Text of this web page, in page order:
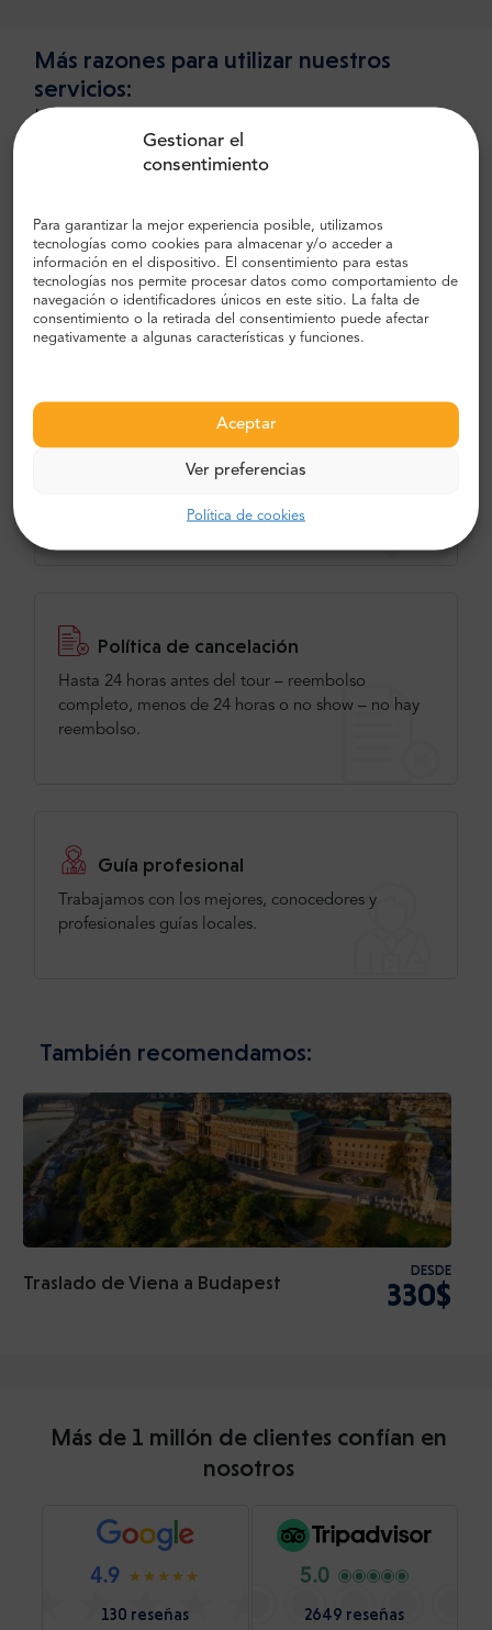
Gestionar el
consentimiento
Para garantizar la mejor experiencia posible, utilizamos
tecnologías como cookies para almacenar y/o acceder a
información en el dispositivo. El consentimiento para estas
tecnologías nos permite procesar datos como comportamiento de
navegación o identificadores únicos en este sitio. La falta de
consentimiento o la retirada del consentimiento puede afectar
negativamente a algunas características y funciones.
Aceptar
Ver preferencias
Política de cookies
Más razones para utilizar nuestros
servicios:
Hemos inventado este recorrido en el
mercado y somos los mejores en él.
Frecuencia
El tour opera todos los días.
El punto de encuentro es Mirabellplatz 2, 5020
Política de cancelación
Hasta 24 horas antes del tour – reembolso
completo, menos de 24 horas o no show – no hay
reembolso.
Guía profesional
Trabajamos con los mejores, conocedores y
profesionales guías locales.
También recomendamos:
Traslado de Viena a Budapest
DESDE
330$
Más de 1 millón de clientes confían en
nosotros
4.9
130 reseñas
5.0
2649 reseñas